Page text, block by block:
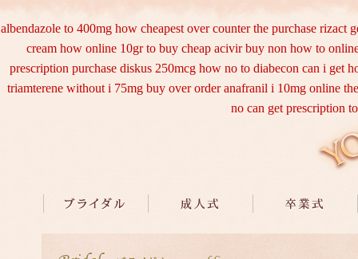
albendazole to 400mg how cheapest over counter the purchase rizact
cream how online 10gr to buy cheap acivir buy non how to
prescription purchase diskus 250mcg how no to diabecon can i get
triamterene without i 75mg buy over order anafranil i 10mg online
no can get prescription